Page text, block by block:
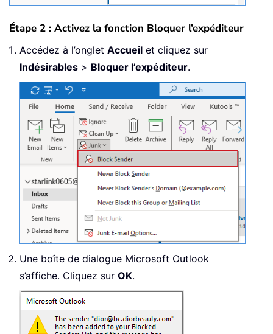
Étape 2 : Activez la fonction Bloquer l’expéditeur
Accédez à l’onglet Accueil et cliquez sur
Indésirables > Bloquer l’expéditeur.
Une boîte de dialogue Microsoft Outlook
s’affiche. Cliquez sur OK.